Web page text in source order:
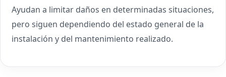
Ayudan a limitar daños en determinadas situaciones,
pero siguen dependiendo del estado general de la
instalación y del mantenimiento realizado.